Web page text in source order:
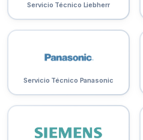
Servicio Técnico Liebherr
Servicio Técnico Panasonic